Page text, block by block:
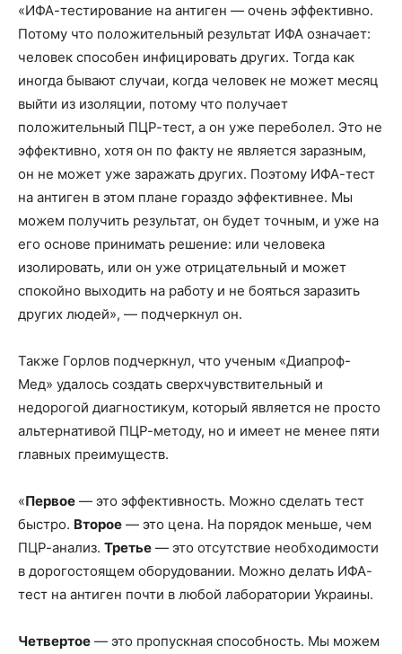
«ИФА-тестирование на антиген — очень эффективно.
Потому что положительный результат ИФА означает:
человек способен инфицировать других. Тогда как
иногда бывают случаи, когда человек не может месяц
выйти из изоляции, потому что получает
положительный ПЦР-тест, а он уже переболел. Это не
эффективно, хотя он по факту не является заразным,
он не может уже заражать других. Поэтому ИФА-тест
на антиген в этом плане гораздо эффективнее. Мы
можем получить результат, он будет точным, и уже на
его основе принимать решение: или человека
изолировать, или он уже отрицательный и может
спокойно выходить на работу и не бояться заразить
других людей», — подчеркнул он.
Также Горлов подчеркнул, что ученым «Диапроф-
Мед» удалось создать сверхчувствительный и
недорогой диагностикум, который является не просто
альтернативой ПЦР-методу, но и имеет не менее пяти
главных преимуществ.
«Первое — это эффективность. Можно сделать тест
быстро. Второе — это цена. На порядок меньше, чем
ПЦР-анализ. Третье — это отсутствие необходимости
в дорогостоящем оборудовании. Можно делать ИФА-
тест на антиген почти в любой лаборатории Украины.
Четвертое — это пропускная способность. Мы можем